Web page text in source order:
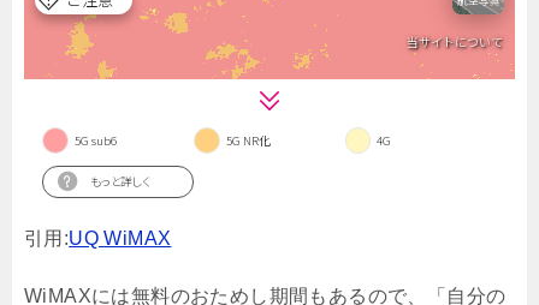
引用:UQ WiMAX
WiMAXには無料のおためし期間もあるので、「自分の